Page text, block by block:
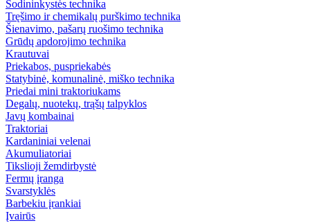
Sodininkystės technika
Tręšimo ir chemikalų purškimo technika
Šienavimo, pašarų ruošimo technika
Grūdų apdorojimo technika
Krautuvai
Priekabos, puspriekabės
Statybinė, komunalinė, miško technika
Priedai mini traktoriukams
Degalų, nuotekų, trąšų talpyklos
Javų kombainai
Traktoriai
Kardaniniai velenai
Akumuliatoriai
Tikslioji žemdirbystė
Fermų įranga
Svarstyklės
Barbekiu įrankiai
Įvairūs